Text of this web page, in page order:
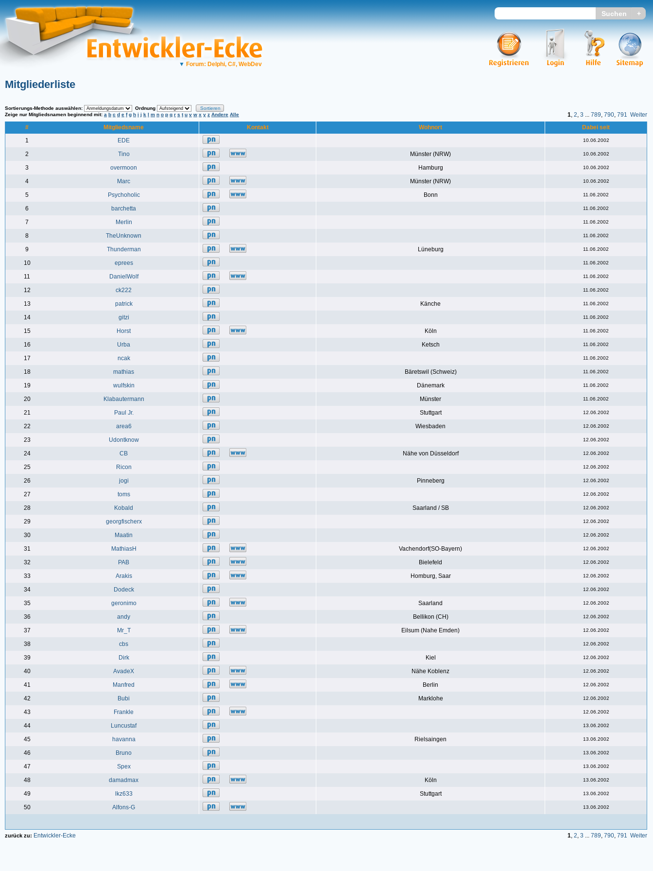
▼ Forum: Delphi, C#, WebDev
Mitgliederliste
1, 2, 3 ... 789, 790, 791 Weiter
Sortierungs-Methode auswählen:
Ordnung
Zeige nur Mitgliedsnamen beginnend mit: a b c d e f g h i j k l m n o p q r s t u v w x y z Andere Alle
# Mitgliedsname Kontakt Wohnort
Dabei seit
1
EDE 10.06.2002
2 Tino Münster (NRW) 10.06.2002
3 overmoon Hamburg 10.06.2002
4 Marc Münster (NRW) 10.06.2002
5 Psychoholic Bonn 11.06.2002
6 barchetta 11.06.2002
7 Merlin 11.06.2002
8 TheUnknown 11.06.2002
9 Thunderman Lüneburg 11.06.2002
10 eprees 11.06.2002
11 DanielWolf 11.06.2002
12 ck222 11.06.2002
13 patrick Känche 11.06.2002
14 gitzi 11.06.2002
15 Horst Köln 11.06.2002
16 Urba Ketsch 11.06.2002
17 ncak 11.06.2002
18 mathias Bäretswil (Schweiz) 11.06.2002
19 wulfskin Dänemark 11.06.2002
20 Klabautermann Münster 11.06.2002
21 Paul Jr. Stuttgart 12.06.2002
22 area6 Wiesbaden 12.06.2002
23 Udontknow 12.06.2002
24 CB Nähe von Düsseldorf 12.06.2002
25 Ricon 12.06.2002
26 jogi Pinneberg 12.06.2002
27 toms 12.06.2002
28 Kobald Saarland / SB 12.06.2002
29 georgfischerx 12.06.2002
30 Maatin 12.06.2002
31 MathiasH Vachendorf(SO-Bayern) 12.06.2002
32 PAB Bielefeld 12.06.2002
33 Arakis Homburg, Saar 12.06.2002
34 Dodeck 12.06.2002
35 geronimo Saarland 12.06.2002
36 andy Bellikon (CH) 12.06.2002
37 Mr_T Eilsum (Nahe Emden) 12.06.2002
38 cbs 12.06.2002
39 Dirk Kiel 12.06.2002
40 AvadeX Nähe Koblenz 12.06.2002
41 Manfred Berlin 12.06.2002
42 Bubi Marklohe 12.06.2002
43 Frankle 12.06.2002
44 Luncustaf 13.06.2002
45 havanna Rielsaingen 13.06.2002
46 Bruno 13.06.2002
47 Spex 13.06.2002
48 damadmax Köln 13.06.2002
49 lkz633 Stuttgart 13.06.2002
50 Alfons-G 13.06.2002
1, 2, 3 ... 789, 790, 791 Weiter
zurück zu: Entwickler-Ecke